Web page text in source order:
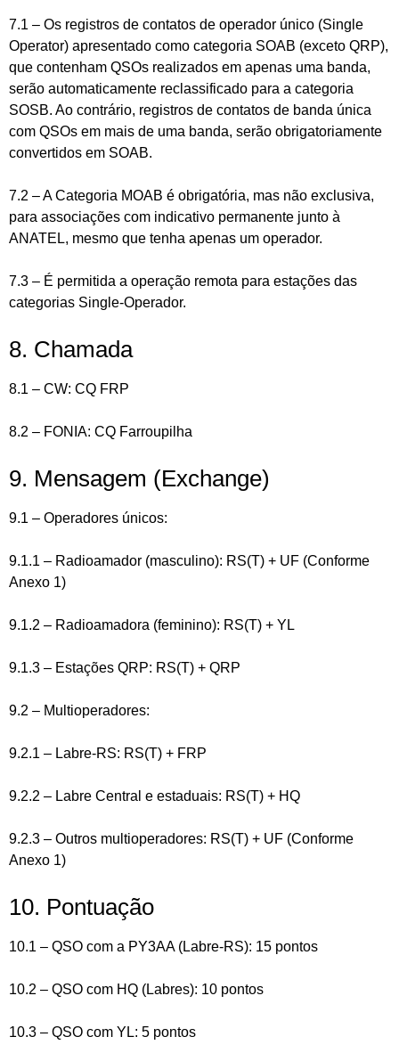
7.1 – Os registros de contatos de operador único (Single
Operator) apresentado como categoria SOAB (exceto QRP),
que contenham QSOs realizados em apenas uma banda,
serão automaticamente reclassificado para a categoria
SOSB. Ao contrário, registros de contatos de banda única
com QSOs em mais de uma banda, serão obrigatoriamente
convertidos em SOAB.
7.2 – A Categoria MOAB é obrigatória, mas não exclusiva,
para associações com indicativo permanente junto à
ANATEL, mesmo que tenha apenas um operador.
7.3 – É permitida a operação remota para estações das
categorias Single-Operador.
8. Chamada
8.1 – CW: CQ FRP
8.2 – FONIA: CQ Farroupilha
9. Mensagem (Exchange)
9.1 – Operadores únicos:
9.1.1 – Radioamador (masculino): RS(T) + UF (Conforme
Anexo 1)
9.1.2 – Radioamadora (feminino): RS(T) + YL
9.1.3 – Estações QRP: RS(T) + QRP
9.2 – Multioperadores:
9.2.1 – Labre-RS: RS(T) + FRP
9.2.2 – Labre Central e estaduais: RS(T) + HQ
9.2.3 – Outros multioperadores: RS(T) + UF (Conforme
Anexo 1)
10. Pontuação
10.1 – QSO com a PY3AA (Labre-RS): 15 pontos
10.2 – QSO com HQ (Labres): 10 pontos
10.3 – QSO com YL: 5 pontos